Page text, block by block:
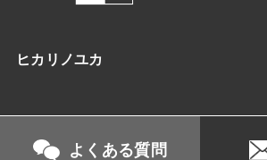
ヒカリノユカ
よくある質問